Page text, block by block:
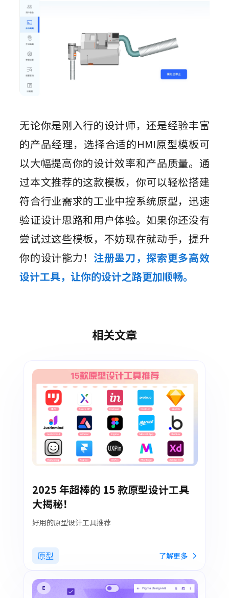
无论你是刚入行的设计师，还是经验丰富
的产品经理，选择合适的HMI原型模板可
以大幅提高你的设计效率和产品质量。通
过本文推荐的这款模板，你可以轻松搭建
符合行业需求的工业中控系统原型，迅速
验证设计思路和用户体验。如果你还没有
尝试过这些模板，不妨现在就动手，提升
你的设计能力！ 注册墨刀，探索更多高效
设计工具，让你的设计之路更加顺畅。
相关文章
2025 年超棒的 15 款原型设计工具
大揭秘！
好用的原型设计工具推荐
原型 了解更多